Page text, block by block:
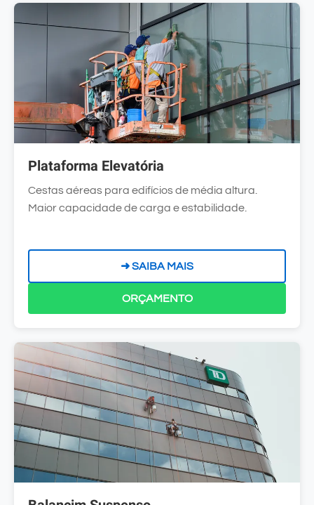
Plataforma Elevatória
Cestas aéreas para edifícios de média altura.
Maior capacidade de carga e estabilidade.
➜ SAIBA MAIS
ORÇAMENTO